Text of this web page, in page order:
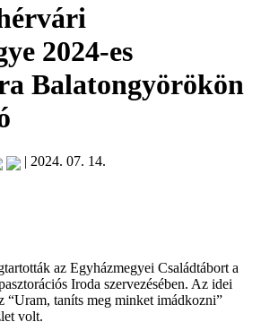
2024-es
Balatongyörökön
| 2024. 07. 14.
az Egyházmegyei Családtábort a
Iroda szervezésében. Az idei
“Uram, taníts meg minket imádkozni”
volt.